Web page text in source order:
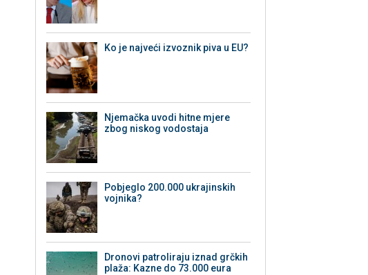
Ko je najveći izvoznik piva u EU?
Njemačka uvodi hitne mjere
zbog niskog vodostaja
Pobjeglo 200.000 ukrajinskih
vojnika?
Dronovi patroliraju iznad grčkih
plaža: Kazne do 73.000 eura